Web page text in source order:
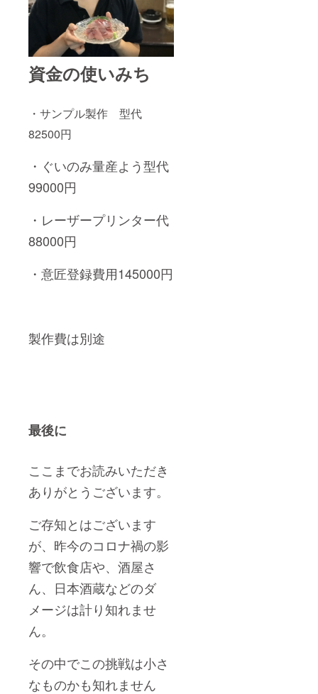
資金の使いみち
・サンプル製作 型代
82500円
・ぐいのみ量産よう型代
99000円
・レーザープリンター代
88000円
・意匠登録費用145000円
製作費は別途
最後に
ここまでお読みいただき
ありがとうございます。
ご存知とはございます
が、昨今のコロナ禍の影
響で飲食店や、酒屋さ
ん、日本酒蔵などのダ
メージは計り知れませ
ん。
その中でこの挑戦は小さ
なものかも知れません